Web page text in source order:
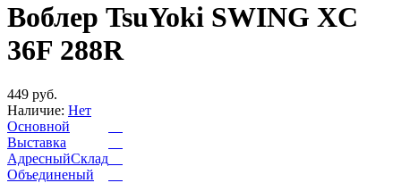
Воблер TsuYoki SWING XC
36F 288R
449 руб.
Наличие: Нет
Основной
Выставка
АдресныйСклад
Объединеный